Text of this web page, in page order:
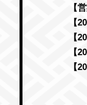
【